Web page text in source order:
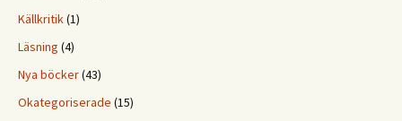
Källkritik(1)
Läsning (4)
Nya böcker(43)
Okategoriserade (15)